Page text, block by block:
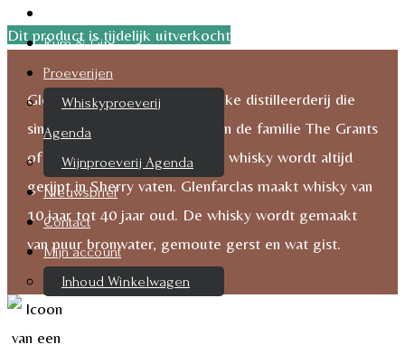
Rum & Gin
Proeverijen
Whiskyproeverij
Agenda
Wijnproeverij Agenda
Nieuwsbrief
Contact
Mijn account
Inhoud Winkelwagen
Dit product is tijdelijk uitverkocht
Glenfarclas is een onafhankelijke distilleerderij die
sinds 1865, 5 generaties binnen de familie The Grants
of Glenfarclas is gebleven. De whisky wordt altijd
gerijpt in Sherry vaten. Glenfarclas maakt whisky van
10 jaar tot 40 jaar oud. De whisky wordt gemaakt
van puur bronwater, gemoute gerst en wat gist.